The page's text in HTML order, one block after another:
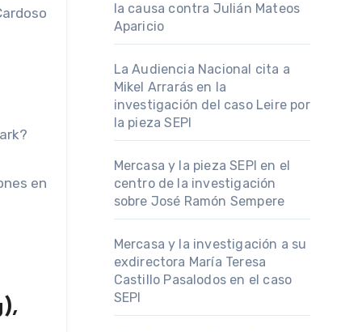
en
la causa contra Julián Mateos
Aparicio
La Audiencia Nacional cita a
Mikel Arrarás en la
investigación del caso Leire por
la pieza SEPI
Mercasa y la pieza SEPI en el
centro de la investigación
sobre José Ramón Sempere
Mercasa y la investigación a su
exdirectora María Teresa
Castillo Pasalodos en el caso
SEPI